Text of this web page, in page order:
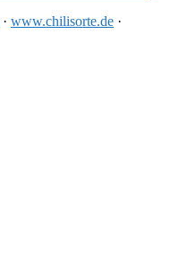
· www.chilisorte.de ·